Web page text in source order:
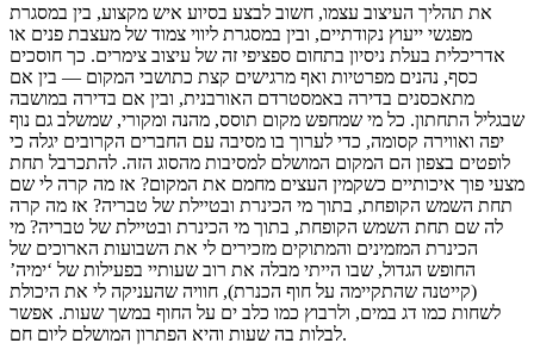
את תהליך העיצוב עצמו, חשוב לבצע בסיוע איש מקצוע, בין במסגרת
מפגשי ייעוץ נקודתיים, ובין במסגרת ליווי צמוד של מעצבת פנים או
אדריכלית בעלת ניסיון בתחום ספציפי זה של עיצוב צימרים. כך חוסכים
כסף, נהנים מפרטיות ואף מרגישים קצת כתושבי המקום — בין אם
מתאכסנים בדירה באמסטרדם האורבנית, ובין אם בדירה במושבה
שבגליל התחתון. כל מי שמחפש מקום תוסס, מהנה ומקורי, שמשלב גם נוף
יפה ואווירה קסומה, כדי לערוך בו מסיבה עם החברים הקרובים יגלה כי
לופטים בצפון הם המקום המושלם למסיבות מהסוג הזה. להתכרבל תחת
מצעי פוך איכותיים כשקמין העצים מחמם את המקום? אז מה קרה לי שם
תחת השמש הקופחת, בתוך מי הכינרת ובטיילת של טבריה? אז מה קרה
לה שם תחת השמש הקופחת, בתוך מי הכינרת ובטיילת של טבריה? מי
הכינרת המזמינים והמתוקים מזכירים לי את השבועות הארוכים של
החופש הגדול, שבו הייתי מבלה את רוב שעותיי בפעילות של ‘ימיה’
(קייטנה שהתקיימה על חוף הכנרת), חוויה שהעניקה לי את היכולת
לשחות כמו דג במים, ולרבוץ כמו כלב ים על החוף במשך שעות. אפשר
לבלות בה שעות והיא הפתרון המושלם ליום חם.